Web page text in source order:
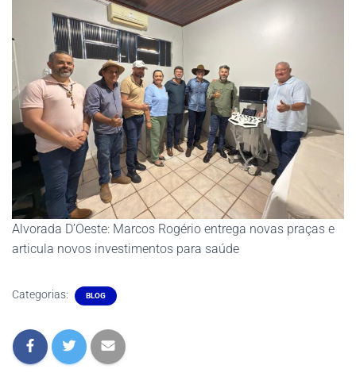
Alvorada D’Oeste: Marcos Rogério entrega novas praças e
articula novos investimentos para saúde
Categorias: BLOG